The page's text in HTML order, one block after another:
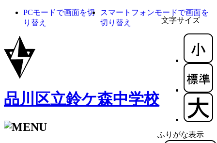
文字サイズ
ふりがな表示
PCモードで画面を切
り替え
スマートフォンモードで画面を
切り替え
品川区立鈴ケ森中学校